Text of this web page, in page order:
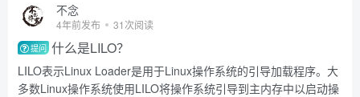
不念
4年前发布 31次阅读
提问 什么是LILO？
LILO表示Linux Loader是用于Linux操作系统的引导加载程序。大
多数Linux操作系统使用LILO将操作系统引导到主内存中以启动操